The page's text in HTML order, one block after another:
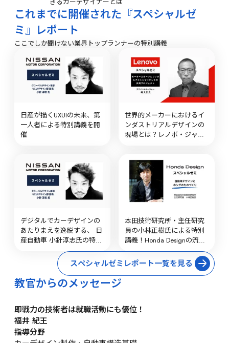
これまでに開催された『スペシャルゼ
ミ』レポート
ここでしか聞けない業界トップランナーの特別講義
日産が描くUXUIの未来、第
一人者による特別講義を開
催
世界的メーカーにおけるイ
ンダストリアルデザインの
現場とは？レノボ・ジャパ
デジタルでカーデザインの
あたりまえを逸脱する、 日
産自動車 小針淳志氏の特別
講義を実施しました
本田技術研究所・主任研究
員の小林正樹氏による特別
講義！Honda Designの流儀
を学びました
スペシャルゼミレポート一覧を見る
教官からのメッセージ
即戦力の技術者は就職活動にも優位！
福井 紀王
指導分野